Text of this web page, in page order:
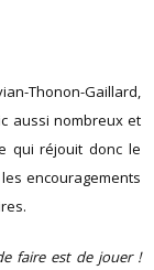
Thonon-Gaillard,
aussi nombreux et
qui réjouit donc le
encouragements
faire est de jouer !